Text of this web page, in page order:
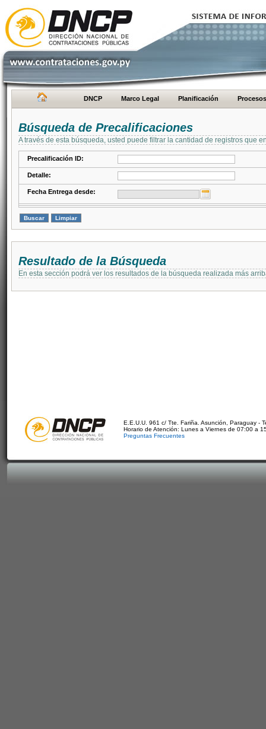
DNCP Marco Legal Planificación Procesos
Búsqueda de Precalificaciones
A través de esta búsqueda, usted puede filtrar la cantidad de registros que
Precalificación ID:
Detalle:
Fecha Entrega desde:
Resultado de la Búsqueda
En esta sección podrá ver los resultados de la búsqueda realizada más
E.E.U.U. 961 c/ Tte. Fariña. Asunción, Paraguay -
Horario de Atención: Lunes a Viernes de 07:00 a
Preguntas Frecuentes